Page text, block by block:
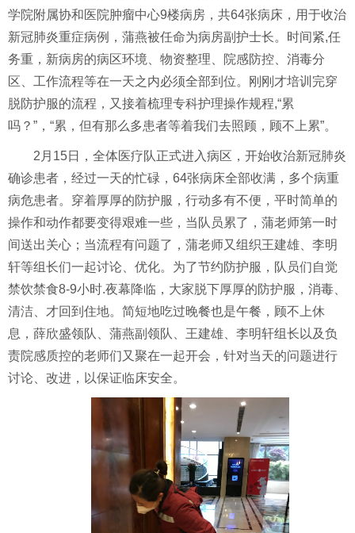
学院附属协和医院肿瘤中心9楼病房，共64张病床，用于收治
新冠肺炎重症病例，蒲燕被任命为病房副护士长。 时间紧,任
务重 ，新病房的病区环境、物资整理、院感防控、消毒分
区、工作流程等在一天之内必须全部到位。 刚刚才培训完穿
脱防护服的流程， 又接着梳理专科护理操作规程,“累
吗？”，“累，但有那么多患者等着我们去照顾，顾不上累”。
2月15日，全体医疗队正式进入病区，开始收治新冠肺炎
确诊患者，经过一天的忙碌，64张病床全部收满，多个病重
病危患者。穿着厚厚的防护服，行动多有不便，平时简单的
操作和动作都要变得艰难一些， 当队员 累了，蒲老师第一时
间送出关心；当流程有问题了 ，蒲老师又组织王建雄、李明
轩等组长们一起讨论、优化。为了节约防护服，队员们自觉
禁饮禁食8-9小时.夜幕降临，大家脱下厚厚的防护服，消毒、
清洁、 才回到住地。简短地吃过晚餐也是午餐，顾不上休
息，薛欣盛领队、蒲燕副领队、王建雄、李明轩组长以及负
责院感质控的老师们又聚在一起开会，针对当天的问题进行
讨论、改进，以保证临床安全。